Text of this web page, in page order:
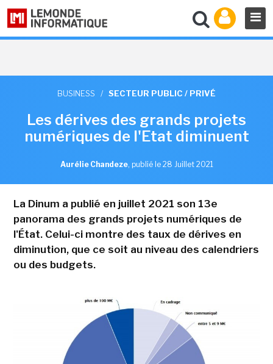
BUSINESS / SECTEUR PUBLIC / PRIVÉ
Les dérives des grands projets
numériques de l'Etat diminuent
Aurélie Chandeze, publié le 28 Juillet 2021
La Dinum a publié en juillet 2021 son 13e
panorama des grands projets numériques de
l'État. Celui-ci montre des taux de dérives en
diminution, que ce soit au niveau des calendriers
ou des budgets.